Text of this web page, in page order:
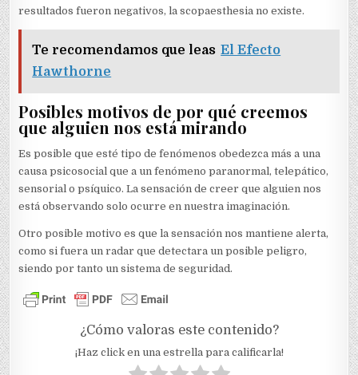
resultados fueron negativos, la scopaesthesia no existe.
Te recomendamos que leas El Efecto
Hawthorne
Posibles motivos de por qué creemos
que alguien nos está mirando
Es posible que esté tipo de fenómenos obedezca más a una
causa psicosocial que a un fenómeno paranormal, telepático,
sensorial o psíquico. La sensación de creer que alguien nos
está observando solo ocurre en nuestra imaginación.
Otro posible motivo es que la sensación nos mantiene alerta,
como si fuera un radar que detectara un posible peligro,
siendo por tanto un sistema de seguridad.
¿Cómo valoras este contenido?
¡Haz click en una estrella para calificarla!